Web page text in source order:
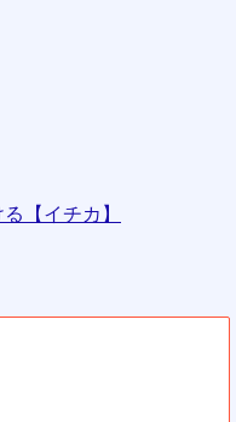
【イチカ】